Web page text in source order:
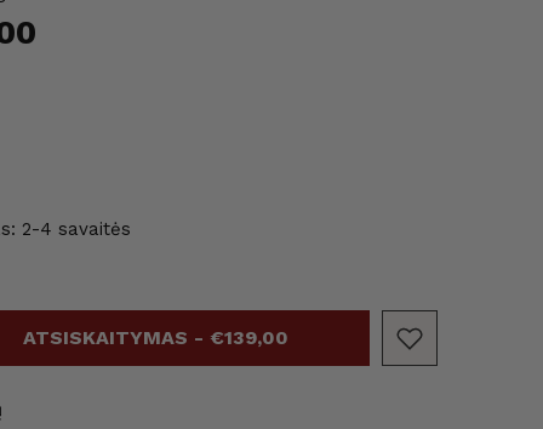
2-4 savaitės
ATSISKAITYMAS - €139,00